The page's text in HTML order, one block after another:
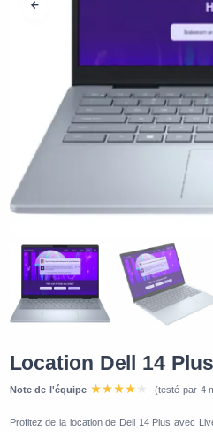
Location Dell 14 Plus
Note de l'équipe (testé par 4
Profitez de la location de Dell 14 Plus avec